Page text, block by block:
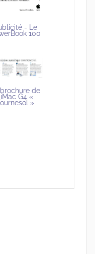
- Le
100
de
G4 «
»